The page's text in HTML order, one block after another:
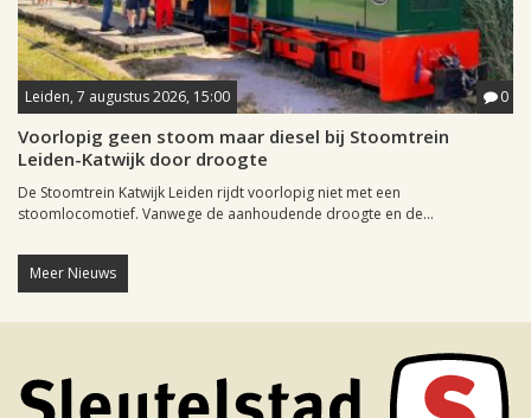
Leiden, 7 augustus 2026, 15:00 0
Voorlopig geen stoom maar diesel bij Stoomtrein
Leiden-Katwijk door droogte
De Stoomtrein Katwijk Leiden rijdt voorlopig niet met een
stoomlocomotief. Vanwege de aanhoudende droogte en de...
Meer Nieuws